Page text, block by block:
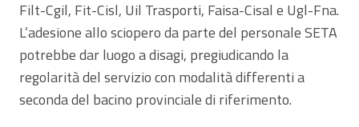
Filt-Cgil, Fit-Cisl, Uil Trasporti, Faisa-Cisal e Ugl-Fna.
L’adesione allo sciopero da parte del personale SETA
potrebbe dar luogo a disagi, pregiudicando la
regolarità del servizio con modalità differenti a
seconda del bacino provinciale di riferimento.